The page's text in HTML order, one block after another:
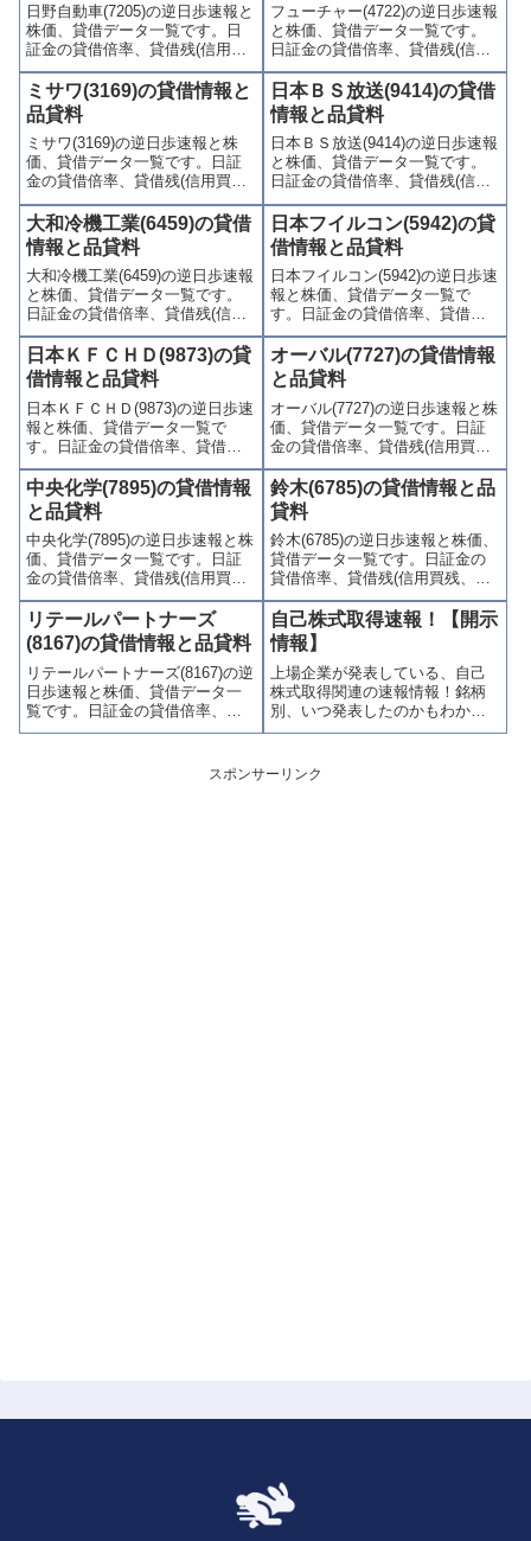
日野自動車(7205)の逆日歩速報と
株価、貸借データ一覧です。日
証金の貸借倍率、貸借残(信用買
残、信用売残)、品貸料(逆日
歩)、東証の週末残高、規制(注意
喚起・申込停止)など、空売り関
連情報を集計し、図解でわかり
やすくまとめて掲載していま
す。
フューチャー(4722)の逆日歩速報
と株価、貸借データ一覧です。
日証金の貸借倍率、貸借残(信用
買残、信用売残)、品貸料(逆日
歩)、東証の週末残高、規制(注意
喚起・申込停止)など、空売り関
連情報を集計し、図解でわかり
やすくまとめて掲載していま
す。
ミサワ(3169)の貸借情報と
品貸料
ミサワ(3169)の逆日歩速報と株
価、貸借データ一覧です。日証
金の貸借倍率、貸借残(信用買
残、信用売残)、品貸料(逆日
歩)、東証の週末残高、規制(注意
喚起・申込停止)など、空売り関
連情報を集計し、図解でわかり
やすくまとめて掲載していま
す。
日本ＢＳ放送(9414)の貸借
情報と品貸料
日本ＢＳ放送(9414)の逆日歩速報
と株価、貸借データ一覧です。
日証金の貸借倍率、貸借残(信用
買残、信用売残)、品貸料(逆日
歩)、東証の週末残高、規制(注意
喚起・申込停止)など、空売り関
連情報を集計し、図解でわかり
やすくまとめて掲載していま
す。
大和冷機工業(6459)の貸借
情報と品貸料
大和冷機工業(6459)の逆日歩速報
と株価、貸借データ一覧です。
日証金の貸借倍率、貸借残(信用
買残、信用売残)、品貸料(逆日
歩)、東証の週末残高、規制(注意
喚起・申込停止)など、空売り関
連情報を集計し、図解でわかり
やすくまとめて掲載していま
す。
日本フイルコン(5942)の貸
借情報と品貸料
日本フイルコン(5942)の逆日歩速
報と株価、貸借データ一覧で
す。日証金の貸借倍率、貸借残
(信用買残、信用売残)、品貸料
(逆日歩)、東証の週末残高、規制
(注意喚起・申込停止)など、空売
り関連情報を集計し、図解でわ
かりやすくまとめて掲載してい
ます。
日本ＫＦＣＨＤ(9873)の貸
借情報と品貸料
日本ＫＦＣＨＤ(9873)の逆日歩速
報と株価、貸借データ一覧で
す。日証金の貸借倍率、貸借残
(信用買残、信用売残)、品貸料
(逆日歩)、東証の週末残高、規制
(注意喚起・申込停止)など、空売
り関連情報を集計し、図解でわ
かりやすくまとめて掲載してい
ます。
オーバル(7727)の貸借情報
と品貸料
オーバル(7727)の逆日歩速報と株
価、貸借データ一覧です。日証
金の貸借倍率、貸借残(信用買
残、信用売残)、品貸料(逆日
歩)、東証の週末残高、規制(注意
喚起・申込停止)など、空売り関
連情報を集計し、図解でわかり
やすくまとめて掲載していま
す。
中央化学(7895)の貸借情報
と品貸料
中央化学(7895)の逆日歩速報と株
価、貸借データ一覧です。日証
金の貸借倍率、貸借残(信用買
残、信用売残)、品貸料(逆日
歩)、東証の週末残高、規制(注意
喚起・申込停止)など、空売り関
連情報を集計し、図解でわかり
やすくまとめて掲載していま
す。
鈴木(6785)の貸借情報と品
貸料
鈴木(6785)の逆日歩速報と株価、
貸借データ一覧です。日証金の
貸借倍率、貸借残(信用買残、信
用売残)、品貸料(逆日歩)、東証
の週末残高、規制(注意喚起・申
込停止)など、空売り関連情報を
集計し、図解でわかりやすくま
とめて掲載しています。
リテールパートナーズ
(8167)の貸借情報と品貸料
リテールパートナーズ(8167)の逆
日歩速報と株価、貸借データ一
覧です。日証金の貸借倍率、貸
借残(信用買残、信用売残)、品貸
制(注意喚起・申込停止)など、空
売り関連情報を集計し、図解で
自己株式取得速報！【開示
情報】
上場企業が発表している、自己
株式取得関連の速報情報！銘柄
別、いつ発表したのかもわかる
株価コード付きの一覧リスト！
企業が発表している情報元pdfフ
ァイルへのリンク付き！銘柄名
スポンサーリンク